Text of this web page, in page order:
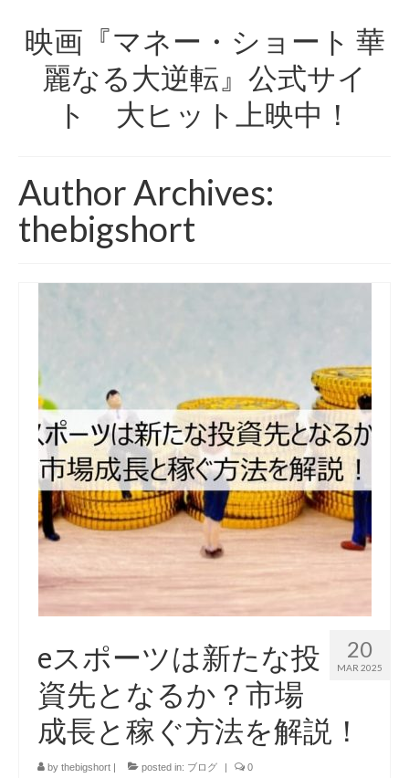
映画『マネー・ショート 華
麗なる大逆転』公式サイ
ト 大ヒット上映中！
Author Archives:
thebigshort
20
MAR 2025
eスポーツは新たな投
資先となるか？市場
成長と稼ぐ方法を解説！
by thebigshort | posted in: ブログ | 0